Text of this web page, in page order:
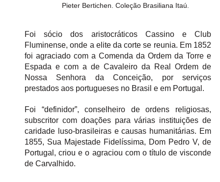
Pieter Bertichen. Coleção Brasiliana Itaú.
Foi sócio dos aristocráticos Cassino e Club
Fluminense, onde a elite da corte se reunia. Em 1852
foi agraciado com a Comenda da Ordem da Torre e
Espada e com a de Cavaleiro da Real Ordem de
Nossa Senhora da Conceição, por serviços
prestados aos portugueses no Brasil e em Portugal.
Foi “definidor”, conselheiro de ordens religiosas,
subscritor com doações para várias instituições de
caridade luso-brasileiras e causas humanitárias. Em
1855, Sua Majestade Fidelíssima, Dom Pedro V, de
Portugal, criou e o agraciou com o título de visconde
de Carvalhido.